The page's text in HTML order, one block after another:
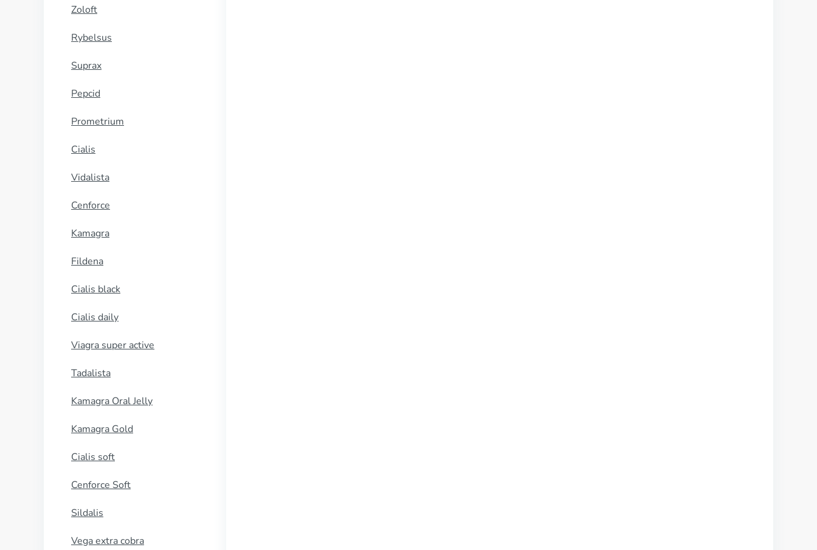
Zoloft
Rybelsus
Suprax
Pepcid
Prometrium
Cialis
Vidalista
Cenforce
Kamagra
Fildena
Cialis black
Cialis daily
Viagra super active
Tadalista
Kamagra Oral Jelly
Kamagra Gold
Cialis soft
Cenforce Soft
Sildalis
Vega extra cobra